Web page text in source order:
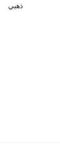
ذهبي